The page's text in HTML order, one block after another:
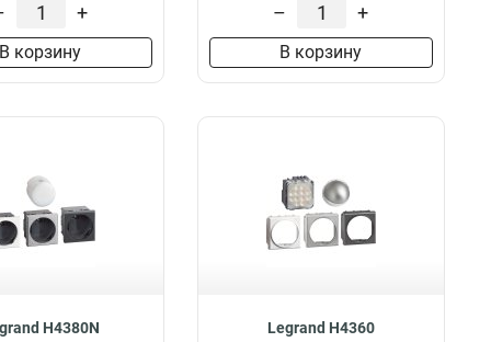
+
В корзину
– +
В корзину
H4380N Legrand H4360